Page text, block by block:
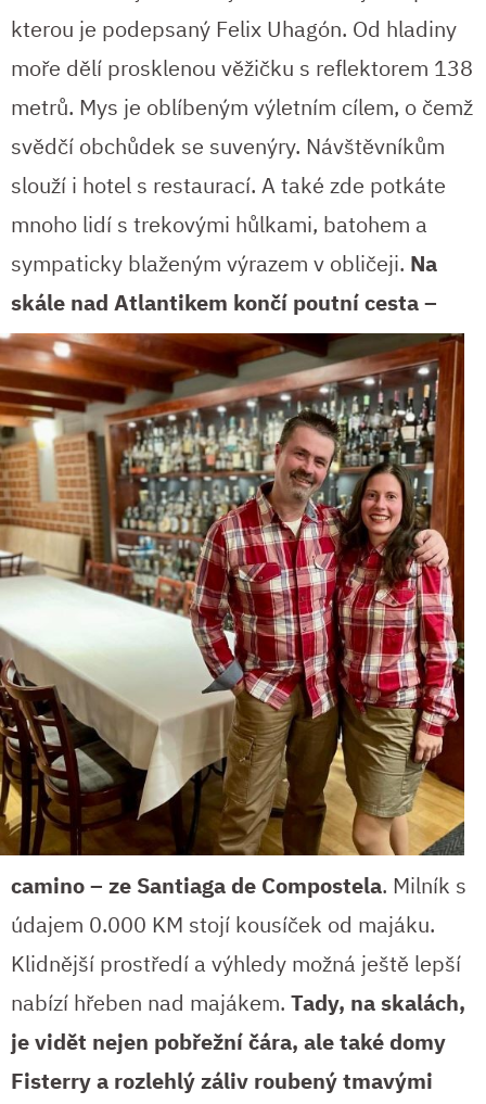
kterou je podepsaný Felix Uhagón. Od hladiny
moře dělí prosklenou věžičku s reflektorem 138
metrů. Mys je oblíbeným výletním cílem, o čemž
svědčí obchůdek se suvenýry. Návštěvníkům
slouží i hotel s restaurací. A také zde potkáte
mnoho lidí s trekovými hůlkami, batohem a
sympaticky blaženým výrazem v obličeji. Na
skále nad Atlantikem končí poutní cesta –
camino – ze Santiaga de Compostela. Milník s
údajem 0.000 KM stojí kousíček od majáku.
Klidnější prostředí a výhledy možná ještě lepší
nabízí hřeben nad majákem. Tady, na skalách,
je vidět nejen pobřežní čára, ale také domy
Fisterry a rozlehlý záliv roubený tmavými